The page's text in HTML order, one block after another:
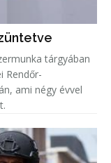
tárgyában
Rendőr-
ami négy évvel